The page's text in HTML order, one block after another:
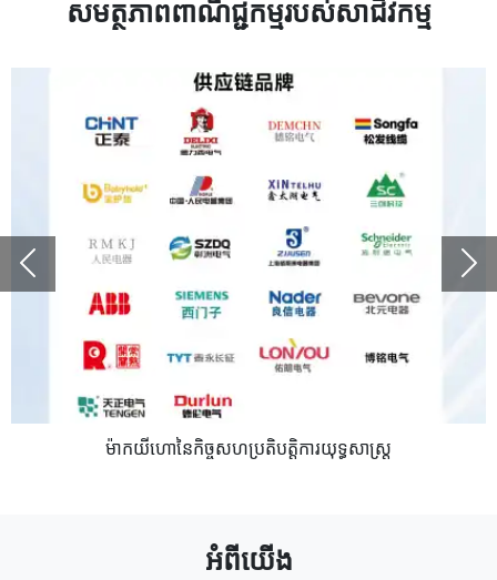
សមត្ថភាពពាណិជ្ជកម្មរបស់សាជីវកម្ម
Previous
ម៉ាកយីហោនៃកិច្ចសហប្រតិបត្តិការយុទ្ធសាស្ត្រ
អំពីយើង